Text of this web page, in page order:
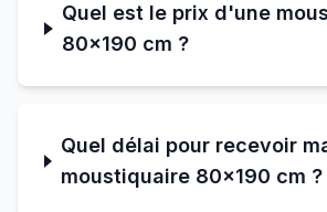
Quel est le prix d'une
80×190 cm ?
Quel délai pour recevoir
moustiquaire 80×190 cm ?